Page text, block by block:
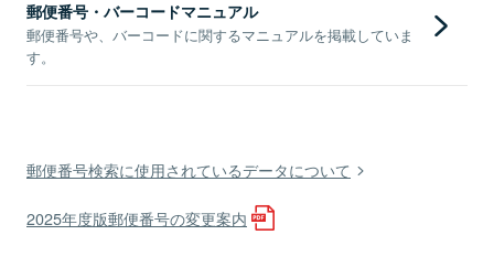
郵便番号・バーコードマニュアル
郵便番号や、バーコードに関するマニュアルを掲載していま
す。
郵便番号検索に使用されているデータについて
2025年度版郵便番号の変更案内